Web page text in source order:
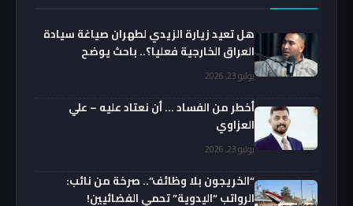
هل تعيد زيارة الزيدي لطهران صياغة سيادة
العراق الخارجية فعليا؟.. باحث يوضح
يوليو 23, 2026
أخطر من الفساد … أن نعتاد عليه – علي
العزاوي
يوليو 23, 2026
“الخريجون بلا وظائف”.. صرخة من نائب:
الرواتب “اليدوية” تحمي الفضائيين!